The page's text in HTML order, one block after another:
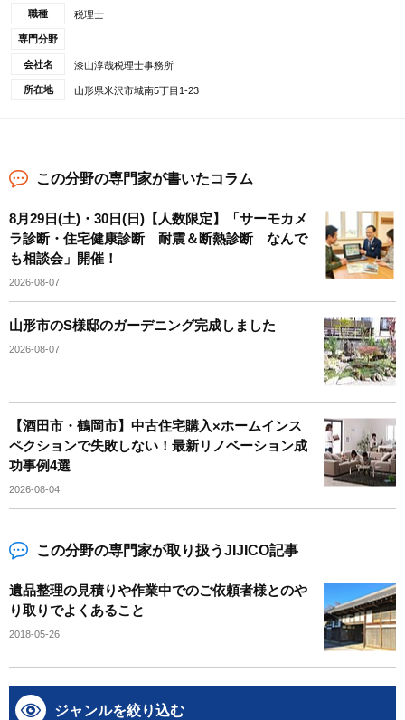
職種 税理士
専門分野
会社名 漆山淳哉税理士事務所
所在地 山形県米沢市城南5丁目1-23
この分野の専門家が書いたコラム
8月29日(土)・30日(日)【人数限定】「サーモカメ
ラ診断・住宅健康診断 耐震＆断熱診断 なんで
も相談会」開催！
2026-08-07
山形市のS様邸のガーデニング完成しました
2026-08-07
【酒田市・鶴岡市】中古住宅購入×ホームインス
ペクションで失敗しない！最新リノベーション成
功事例4選
2026-08-04
この分野の専門家が取り扱うJIJICO記事
遺品整理の見積りや作業中でのご依頼者様とのや
り取りでよくあること
2018-05-26
ジャンルを絞り込む